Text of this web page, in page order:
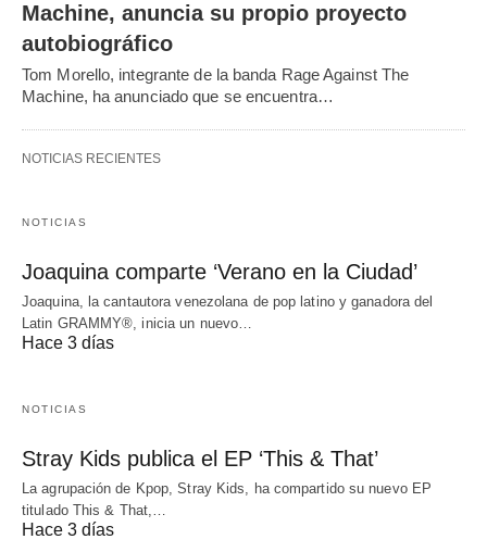
Machine, anuncia su propio proyecto
autobiográfico
Tom Morello, integrante de la banda Rage Against The
Machine, ha anunciado que se encuentra…
NOTICIAS RECIENTES
NOTICIAS
Joaquina comparte ‘Verano en la Ciudad’
Joaquina, la cantautora venezolana de pop latino y ganadora del
Latin GRAMMY®, inicia un nuevo…
Hace 3 días
NOTICIAS
Stray Kids publica el EP ‘This & That’
La agrupación de Kpop, Stray Kids, ha compartido su nuevo EP
titulado This & That,…
Hace 3 días